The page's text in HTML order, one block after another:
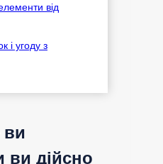
від
і угоду з
ви
ви дійсно